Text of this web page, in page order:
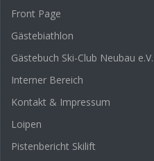
Front Page
Gästebiathlon
Gästebuch Ski-Club Neubau e.V.
Interner Bereich
Kontakt & Impressum
Loipen
Pistenbericht Skilift